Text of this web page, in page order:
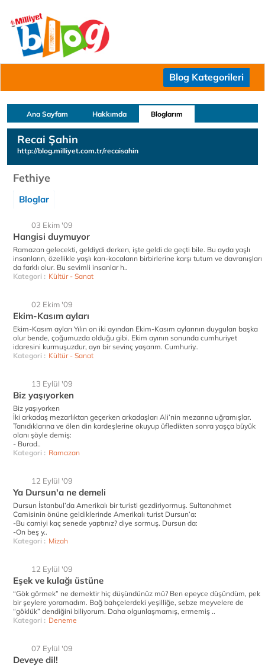
Blog Kategorileri
Ana Sayfam Hakkımda Bloglarım
Recai Şahin
http://blog.milliyet.com.tr/recaisahin
Fethiye
Bloglar
03 Ekim '09
Hangisi duymuyor
Ramazan gelecekti, geldiydi derken, işte geldi de geçti bile. Bu ayda yaşlı
insanların, özellikle yaşlı karı-kocaların birbirlerine karşı tutum ve davranışları
da farklı olur. Bu sevimli insanlar h..
Kategori : Kültür - Sanat
02 Ekim '09
Ekim-Kasım ayları
Ekim-Kasım ayları Yılın on iki ayından Ekim-Kasım aylarının duyguları başka
olur bende, çoğumuzda olduğu gibi. Ekim ayının sonunda cumhuriyet
idaresini kurmuşuzdur, ayrı bir sevinç yaşarım. Cumhuriy..
Kategori : Kültür - Sanat
13 Eylül '09
Biz yaşıyorken
Biz yaşıyorken
İki arkadaş mezarlıktan geçerken arkadaşları Ali’nin mezarına uğramışlar.
Tanıdıklarına ve ölen din kardeşlerine okuyup üfledikten sonra yaşça büyük
olanı şöyle demiş:
- Burad..
Kategori : Ramazan
12 Eylül '09
Ya Dursun'a ne demeli
Dursun İstanbul’da Amerikalı bir turisti gezdiriyormuş. Sultanahmet
Camisinin önüne geldiklerinde Amerikalı turist Dursun’a:
-Bu camiyi kaç senede yaptınız? diye sormuş. Dursun da:
-On beş y..
Kategori : Mizah
12 Eylül '09
Eşek ve kulağı üstüne
“Gök görmek” ne demektir hiç düşündünüz mü? Ben epeyce düşündüm, pek
bir şeylere yoramadım. Bağ bahçelerdeki yeşilliğe, sebze meyvelere de
“göklük” dendiğini biliyorum. Daha olgunlaşmamış, ermemiş ..
Kategori : Deneme
07 Eylül '09
Deveye dil!